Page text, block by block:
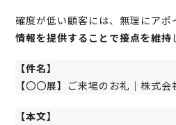
確度が低い顧客には、無理にアポ
情報を提供することで接点を維持
【件名】
【〇〇展】ご来場のお礼｜株式
【本文】